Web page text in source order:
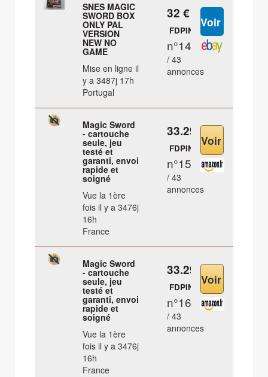
SNES MAGIC
SWORD BOX
ONLY PAL
VERSION
NEW NO
GAME
Mise en ligne il
y a 3487j 17h
Portugal
32 €
FDPIN
n°14
/ 43
annonces
Magic Sword
- cartouche
seule, jeu
testé et
garanti, envoi
rapide et
soigné
Vue la 1ère
fois il y a 3476j
16h
France
33.29 €
FDPIN
n°15
/ 43
annonces
Magic Sword
- cartouche
seule, jeu
testé et
garanti, envoi
rapide et
soigné
Vue la 1ère
fois il y a 3476j
16h
France
33.29 €
FDPIN
n°16
/ 43
annonces